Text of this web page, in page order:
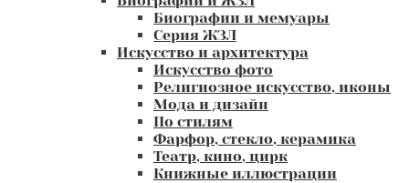
Биографии и мемуары
Серия ЖЗЛ
Искусство и архитектура
Искусство фото
Религиозное искусство, иконы
Мода и дизайн
По стилям
Фарфор, стекло, керамика
Театр, кино, цирк
Книжные иллюстрации